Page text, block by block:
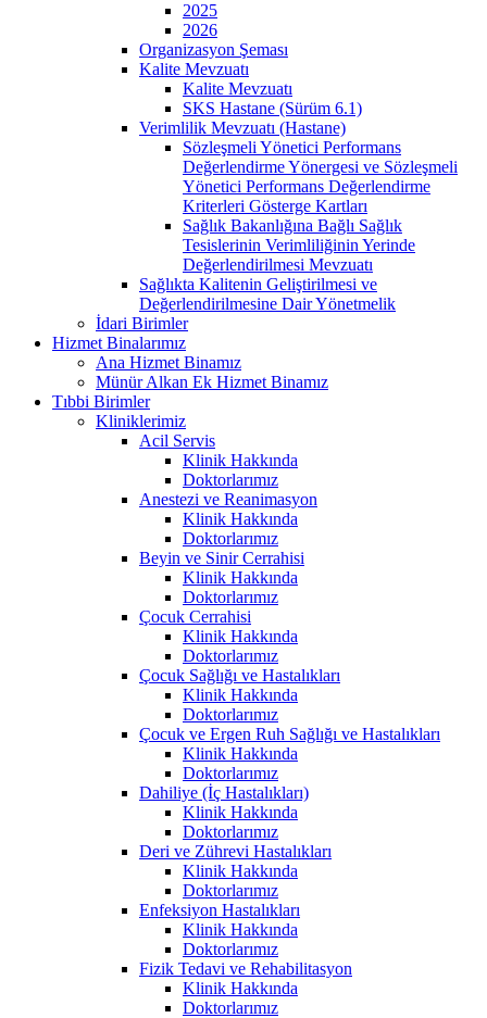
2025
2026
Organizasyon Şeması
Kalite Mevzuatı
Kalite Mevzuatı
SKS Hastane (Sürüm 6.1)
Verimlilik Mevzuatı (Hastane)
Sözleşmeli Yönetici Performans
Değerlendirme Yönergesi ve Sözleşmeli
Yönetici Performans Değerlendirme
Kriterleri Gösterge Kartları
Sağlık Bakanlığına Bağlı Sağlık
Tesislerinin Verimliliğinin Yerinde
Değerlendirilmesi Mevzuatı
Sağlıkta Kalitenin Geliştirilmesi ve
Değerlendirilmesine Dair Yönetmelik
İdari Birimler
Hizmet Binalarımız
Ana Hizmet Binamız
Münür Alkan Ek Hizmet Binamız
Tıbbi Birimler
Kliniklerimiz
Acil Servis
Klinik Hakkında
Doktorlarımız
Anestezi ve Reanimasyon
Klinik Hakkında
Doktorlarımız
Beyin ve Sinir Cerrahisi
Klinik Hakkında
Doktorlarımız
Çocuk Cerrahisi
Klinik Hakkında
Doktorlarımız
Çocuk Sağlığı ve Hastalıkları
Klinik Hakkında
Doktorlarımız
Çocuk ve Ergen Ruh Sağlığı ve Hastalıkları
Klinik Hakkında
Doktorlarımız
Dahiliye (İç Hastalıkları)
Klinik Hakkında
Doktorlarımız
Deri ve Zührevi Hastalıkları
Klinik Hakkında
Doktorlarımız
Enfeksiyon Hastalıkları
Klinik Hakkında
Doktorlarımız
Fizik Tedavi ve Rehabilitasyon
Klinik Hakkında
Doktorlarımız